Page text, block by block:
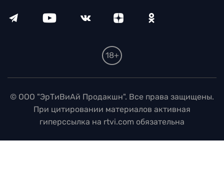
18+
© ООО "ЭрТиВиАй Продакшн". Все права защищены.
При цитировании материалов активная
гиперссылка на rtvi.com обязательна